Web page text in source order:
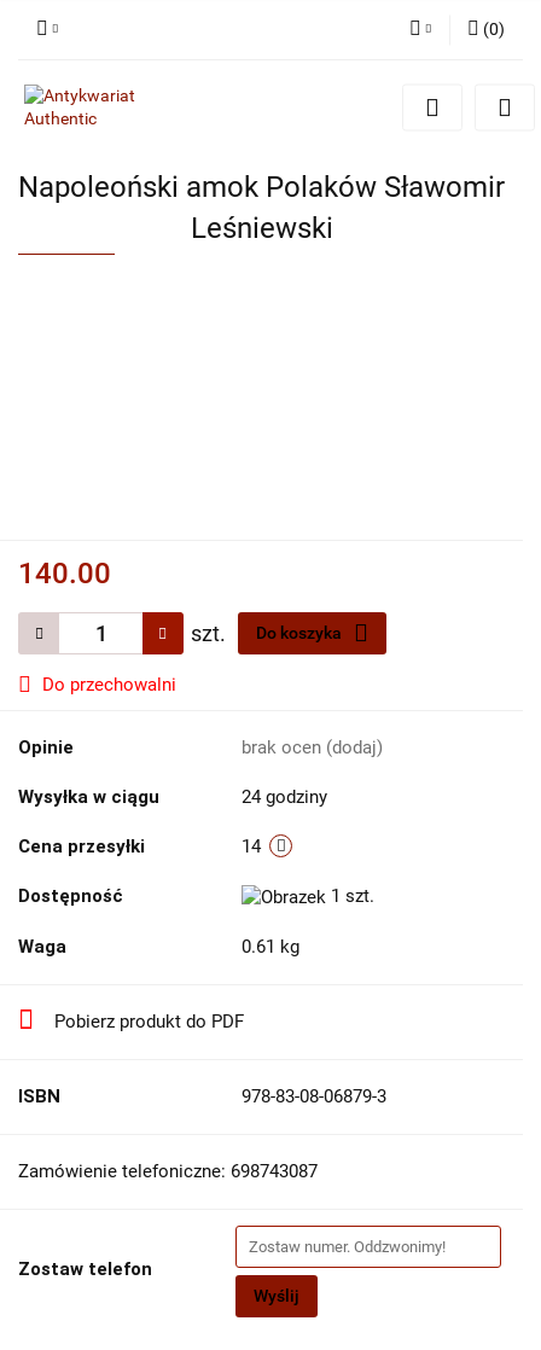
(0)
Napoleoński amok Polaków Sławomir
Leśniewski
140.00
szt. Do koszyka
Do przechowalni
Opinie brak ocen (dodaj)
Wysyłka w ciągu 24 godziny
Cena przesyłki 14
Dostępność 1 szt.
Waga 0.61 kg
Pobierz produkt do PDF
ISBN 978-83-08-06879-3
Zamówienie telefoniczne: 698743087
Zostaw telefon
Wyślij